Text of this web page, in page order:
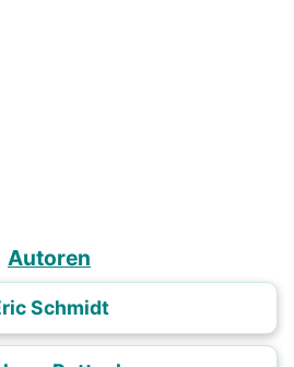
Autoren
Schmidt